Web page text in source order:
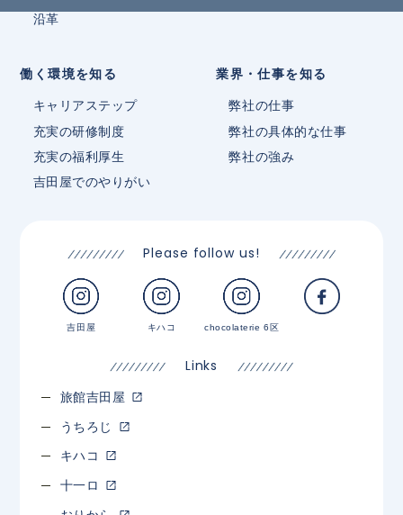
沿革
働く環境を知る
キャリアステップ
充実の研修制度
充実の福利厚生
吉田屋でのやりがい
業界・仕事を知る
弊社の仕事
弊社の具体的な仕事
弊社の強み
Links
旅館吉田屋
うちろじ
キハコ
十一ロ
Please follow us!
吉田屋 キハコ chocolaterie 6区